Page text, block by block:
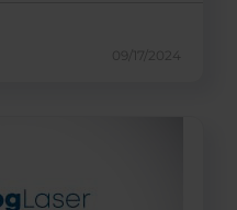
09/17/2024